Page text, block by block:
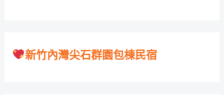
新竹內灣尖石群園包棟民宿